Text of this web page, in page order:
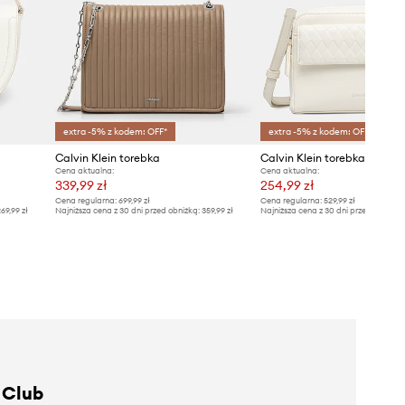
zł
extra -5% z kodem: OFF*
Calvin Klein torebka
Cena aktualna:
339,99 zł
Cena regularna:699,99 zł
Najniższa cena z 30 dni przed obniżką:359,99 zł
extra -5% z kodem: OFF*
Calvin Klein torebka
Cena aktualna:
254,99 zł
Cena regularna: 529,99 zł
Najniższa cena z 30 dni przed obniżką: